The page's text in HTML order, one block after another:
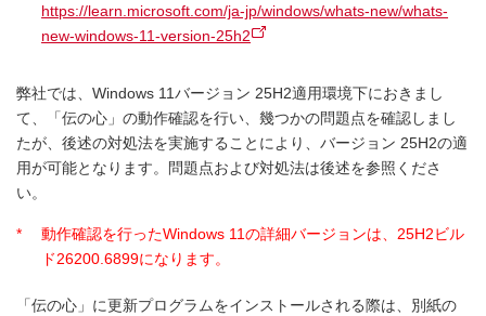
https://learn.microsoft.com/ja-jp/windows/whats-new/whats-
new-windows-11-version-25h2
弊社では、Windows 11バージョン 25H2適用環境下におきまし
て、「伝の心」の動作確認を行い、幾つかの問題点を確認しまし
たが、後述の対処法を実施することにより、バージョン 25H2の適
用が可能となります。問題点および対処法は後述を参照くださ
い。
*
動作確認を行ったWindows 11の詳細バージョンは、25H2ビル
ド26200.6899になります。
「伝の心」に更新プログラムをインストールされる際は、別紙の